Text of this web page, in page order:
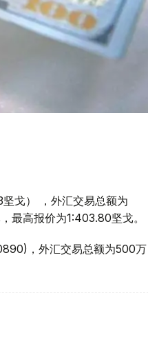
戈） ，外汇交易总额为
最高报价为1:403.80坚戈。
，外汇交易总额为500万